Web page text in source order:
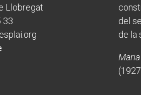
Llobregat
33
del
de la